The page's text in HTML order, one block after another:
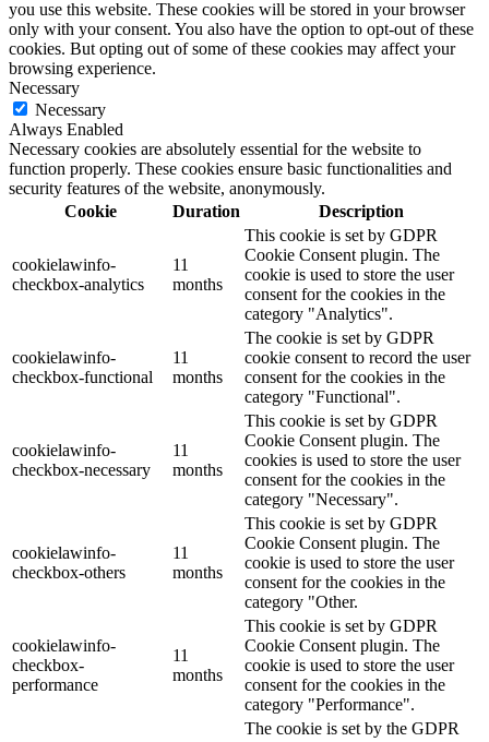
you use this website. These cookies will be stored in your browser
only with your consent. You also have the option to opt-out of these
cookies. But opting out of some of these cookies may affect your
browsing experience.
Necessary
Necessary
Always Enabled
Necessary cookies are absolutely essential for the website to
function properly. These cookies ensure basic functionalities and
security features of the website, anonymously.
Cookie
Duration Description
cookielawinfo-
checkbox-analytics
11
months
This cookie is set by GDPR
Cookie Consent plugin. The
cookie is used to store the user
consent for the cookies in the
category "Analytics".
cookielawinfo-
checkbox-functional
11
months
The cookie is set by GDPR
cookie consent to record the user
consent for the cookies in the
category "Functional".
cookielawinfo-
checkbox-necessary
11
months
This cookie is set by GDPR
Cookie Consent plugin. The
cookies is used to store the user
consent for the cookies in the
category "Necessary".
cookielawinfo-
checkbox-others
11
months
This cookie is set by GDPR
Cookie Consent plugin. The
cookie is used to store the user
consent for the cookies in the
category "Other.
cookielawinfo-
checkbox-
performance
11
months
This cookie is set by GDPR
Cookie Consent plugin. The
cookie is used to store the user
consent for the cookies in the
category "Performance".
The cookie is set by the GDPR